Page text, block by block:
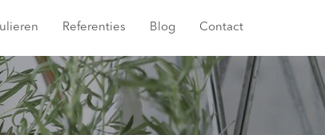
Referenties Blog Contact